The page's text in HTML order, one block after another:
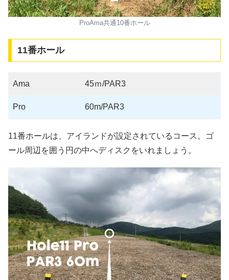
ProAma共通10番ホール
11番ホール
Ama 45ｍ/PAR3
Pro 60m/PAR3
11番ホールは、アイランドが設定されているコース。ゴ
ール周辺を囲う円の中へディスクをいれましょう。